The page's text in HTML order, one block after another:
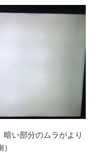
い部分のムラがより